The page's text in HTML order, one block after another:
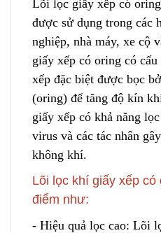
Lõi lọc giấy xếp có
được sử dụng trong các
nghiệp, nhà máy, xe cộ
giấy xếp có oring có
xếp đặc biệt được bọc
(oring) để tăng độ kín
giấy xếp có khả năng
virus và các tác nhân
không khí.
Lõi lọc khí giấy xếp
điểm như:
- Hiệu quả lọc cao: Lõi